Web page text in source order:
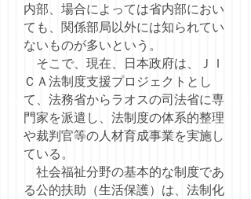
内部、場合によっては省内部におい
ても、関係部局以外には知られてい
ないものが多いという。
そこで、現在、日本政府は、ＪＩ
ＣＡ法制度支援プロジェクトとし
て、法務省からラオスの司法省に専
門家を派遣し、法制度の体系的整理
や裁判官等の人材育成事業を実施し
ている。
社会福祉分野の基本的な制度であ
る公的扶助（生活保護）は、法制化